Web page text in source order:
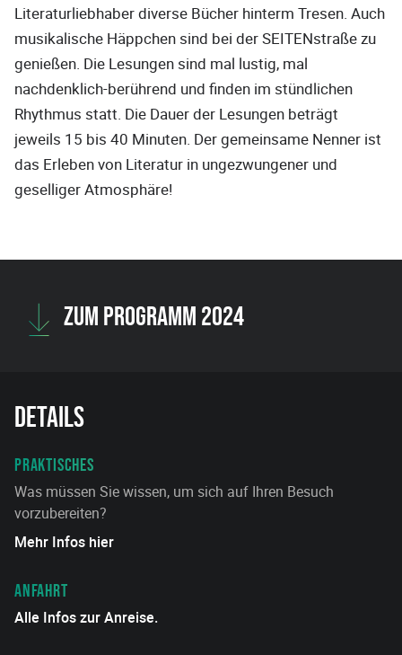
Literaturliebhaber diverse Bücher hinterm Tresen. Auch
musikalische Häppchen sind bei der SEITENstraße zu
genießen. Die Lesungen sind mal lustig, mal
nachdenklich-berührend und finden im stündlichen
Rhythmus statt. Die Dauer der Lesungen beträgt
jeweils 15 bis 40 Minuten. Der gemeinsame Nenner ist
das Erleben von Literatur in ungezwungener und
geselliger Atmosphäre!
ZUM PROGRAMM 2024
Details
PRAKTISCHES
Was müssen Sie wissen, um sich auf Ihren Besuch
vorzubereiten?
Mehr Infos hier
ANFAHRT
Alle Infos zur Anreise.